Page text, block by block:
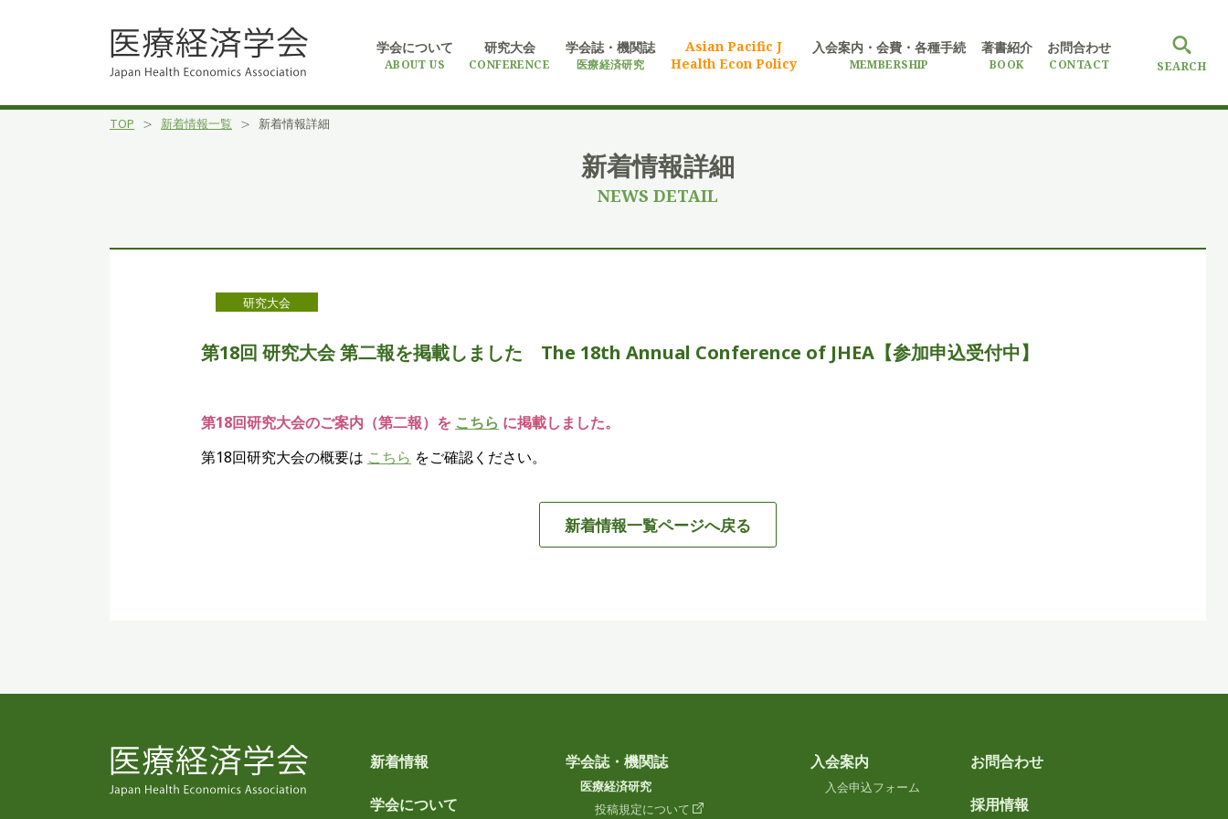
学会について
ABOUT US
研究大会
CONFERENCE
学会誌・機関誌
医療経済研究
Asian Pacific J
Health Econ Policy
入会案内・会費・各種手続
MEMBERSHIP
著書紹介
BOOK
お問合わせ
CONTACT SEARCH
新着情報詳細
NEWS DETAIL
TOP 新着情報一覧 新着情報詳細
研究大会
第18回 研究大会 第二報を掲載しました The 18th Annual Conference of JHEA【参加申込受付中】
第18回研究大会のご案内（第二報）を こちら に掲載しました。
第18回研究大会の概要は こちら をご確認ください。
新着情報一覧ページへ戻る
新着情報
学会について
学会誌・機関誌
医療経済研究
投稿規定について
入会案内
入会申込フォーム
お問合わせ
採用情報